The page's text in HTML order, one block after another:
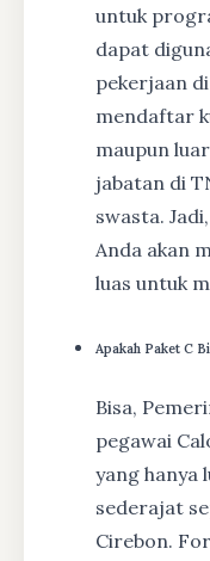
untuk
dapat
pekerjaan
mendaftar
maupun
jabatan di
swasta.
Anda akan
luas untuk
Apakah Paket C
Bisa,
pegawai
yang hanya
sederajat
Cirebon.